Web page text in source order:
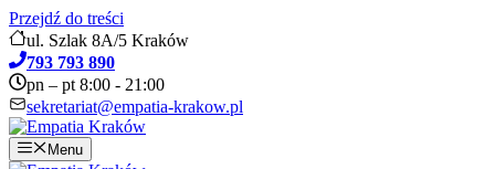
Przejdź do treści
ul. Szlak 8A/5 Kraków
793 793 890
pn – pt 8:00 - 21:00
sekretariat@empatia-krakow.pl
Menu